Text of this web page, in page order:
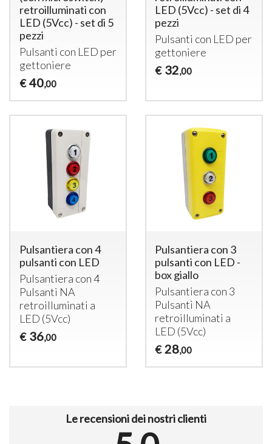
retroilluminati con
LED (5Vcc) - set di 5
pezzi
Pulsanti con LED per
gettoniere
€ 40,00
LED (5Vcc) - set di 4
pezzi
Pulsanti con LED per
gettoniere
€ 32,00
Pulsantiera con 4
pulsanti con LED
Pulsantiera con 4
Pulsanti NA
retroilluminati a
LED (5Vcc)
€ 36,00
Pulsantiera con 3
pulsanti con LED -
box giallo
Pulsantiera con 3
Pulsanti NA
retroilluminati a
LED (5Vcc)
€ 28,00
Le recensioni dei nostri clienti